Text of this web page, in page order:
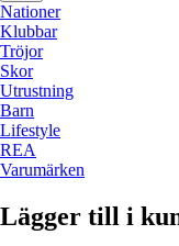
Nationer
Klubbar
Tröjor
Skor
Utrustning
Barn
Lifestyle
REA
Varumärken
Lägger till i